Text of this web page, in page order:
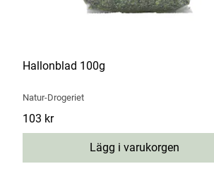
Hallonblad 100g
Natur-Drogeriet
Pris :103 kr
103 kr
Lägg i varukorgen